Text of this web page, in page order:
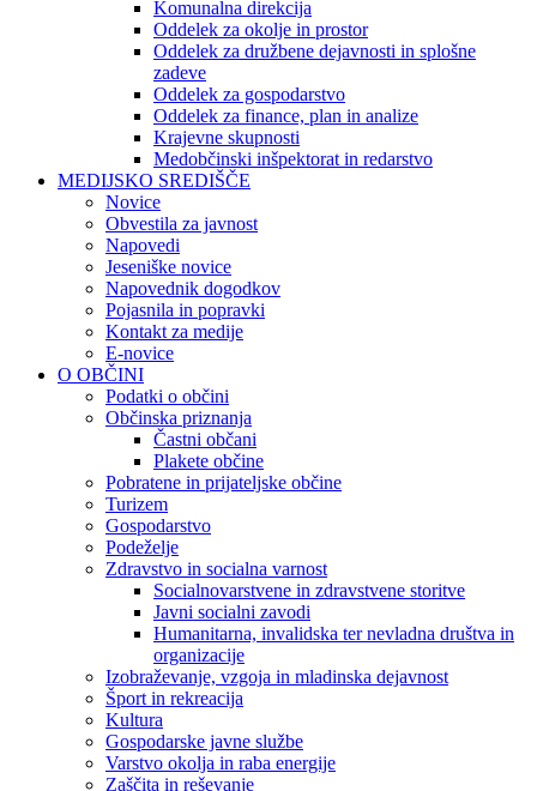
Komunalna direkcija
Oddelek za okolje in prostor
Oddelek za družbene dejavnosti in splošne
zadeve
Oddelek za gospodarstvo
Oddelek za finance, plan in analize
Krajevne skupnosti
Medobčinski inšpektorat in redarstvo
MEDIJSKO SREDIŠČE
Novice
Obvestila za javnost
Napovedi
Jeseniške novice
Napovednik dogodkov
Pojasnila in popravki
Kontakt za medije
E-novice
O OBČINI
Podatki o občini
Občinska priznanja
Častni občani
Plakete občine
Pobratene in prijateljske občine
Turizem
Gospodarstvo
Podeželje
Zdravstvo in socialna varnost
Socialnovarstvene in zdravstvene storitve
Javni socialni zavodi
Humanitarna, invalidska ter nevladna društva in
organizacije
Izobraževanje, vzgoja in mladinska dejavnost
Šport in rekreacija
Kultura
Gospodarske javne službe
Varstvo okolja in raba energije
Zaščita in reševanje